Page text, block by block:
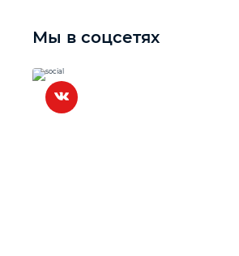
Мы в соцсетях